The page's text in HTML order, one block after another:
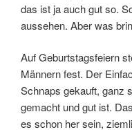
das ist ja auch gut so.
aussehen. Aber was
Auf Geburtstagsfeiern
Männern fest. Der
Schnaps gekauft, ganz
gemacht und gut ist.
es schon her sein,